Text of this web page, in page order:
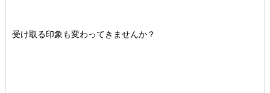
受け取る印象も変わってきませんか？